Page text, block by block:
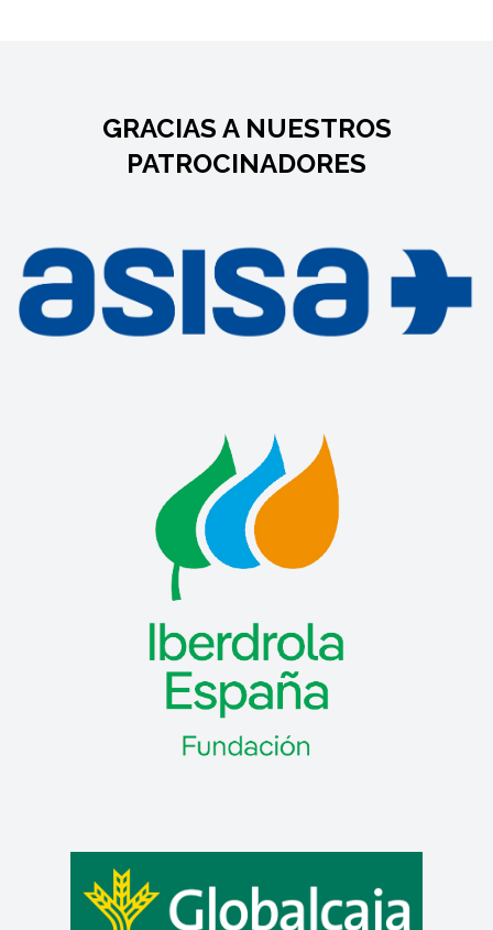
GRACIAS A NUESTROS
PATROCINADORES